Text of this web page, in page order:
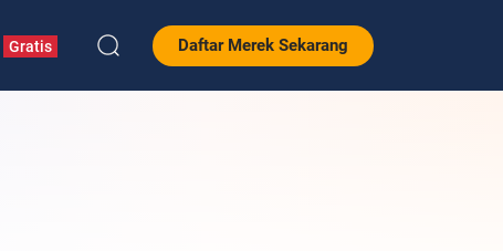
Gratis Daftar Merek Sekarang